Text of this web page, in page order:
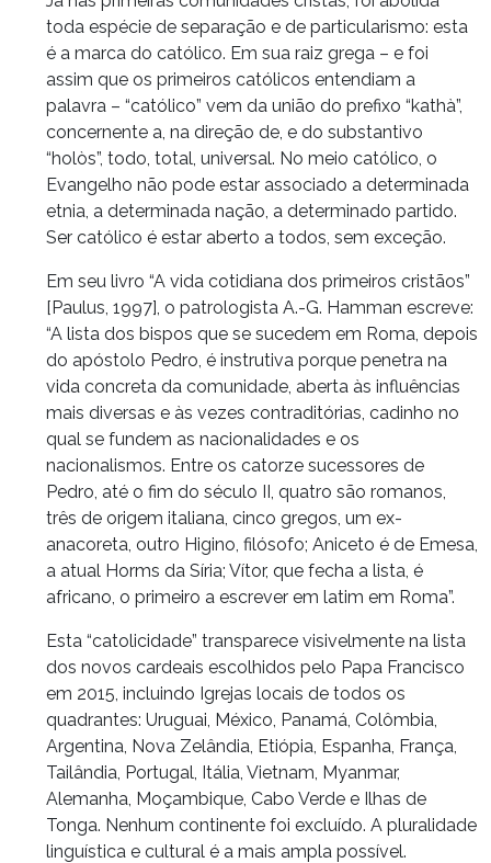
toda espécie de separação e de particularismo: esta
é a marca do católico. Em sua raiz grega – e foi
assim que os primeiros católicos entendiam a
palavra – “católico” vem da união do prefixo “kathà”,
concernente a, na direção de, e do substantivo
“holòs”, todo, total, universal. No meio católico, o
Evangelho não pode estar associado a determinada
etnia, a determinada nação, a determinado partido.
Ser católico é estar aberto a todos, sem exceção.
Em seu livro “A vida cotidiana dos primeiros cristãos”
[Paulus, 1997], o patrologista A.-G. Hamman escreve:
“A lista dos bispos que se sucedem em Roma, depois
do apóstolo Pedro, é instrutiva porque penetra na
vida concreta da comunidade, aberta às influências
mais diversas e às vezes contraditórias, cadinho no
qual se fundem as nacionalidades e os
nacionalismos. Entre os catorze sucessores de
Pedro, até o fim do século II, quatro são romanos,
três de origem italiana, cinco gregos, um ex-
anacoreta, outro Higino, filósofo; Aniceto é de Emesa,
a atual Horms da Síria; Vítor, que fecha a lista, é
africano, o primeiro a escrever em latim em Roma”.
Esta “catolicidade” transparece visivelmente na lista
dos novos cardeais escolhidos pelo Papa Francisco
em 2015, incluindo Igrejas locais de todos os
quadrantes: Uruguai, México, Panamá, Colômbia,
Argentina, Nova Zelândia, Etiópia, Espanha, França,
Tailândia, Portugal, Itália, Vietnam, Myanmar,
Alemanha, Moçambique, Cabo Verde e Ilhas de
Tonga. Nenhum continente foi excluído. A pluralidade
linguística e cultural é a mais ampla possível.